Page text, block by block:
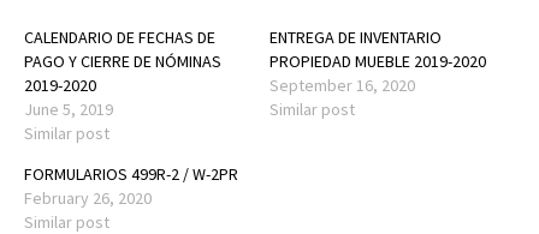
CALENDARIO DE FECHAS DE
PAGO Y CIERRE DE NÓMINAS
2019-2020
June 5, 2019
Similar post
ENTREGA DE INVENTARIO
PROPIEDAD MUEBLE 2019-2020
September 16, 2020
Similar post
FORMULARIOS 499R-2 / W-2PR
February 26, 2020
Similar post